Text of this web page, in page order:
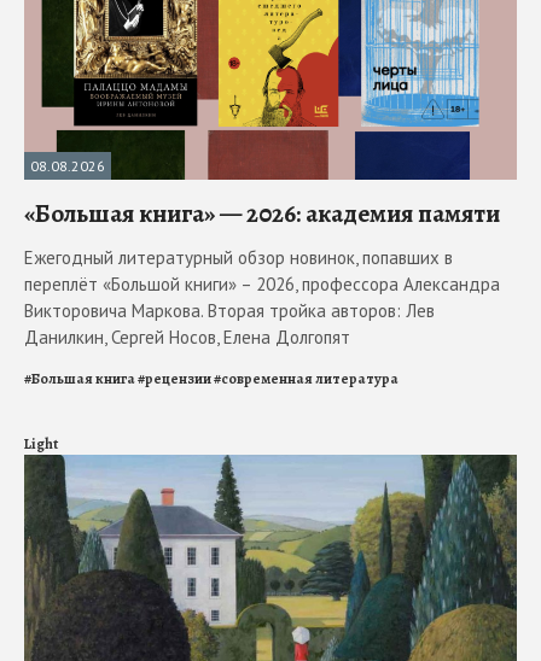
08.08.2026
«Большая книга» — 2026: академия памяти
Ежегодный литературный обзор новинок, попавших в
переплёт «Большой книги» – 2026, профессора Александра
Викторовича Маркова. Вторая тройка авторов: Лев
Данилкин, Сергей Носов, Елена Долгопят
#Большая книга#рецензии#современная литература
Light